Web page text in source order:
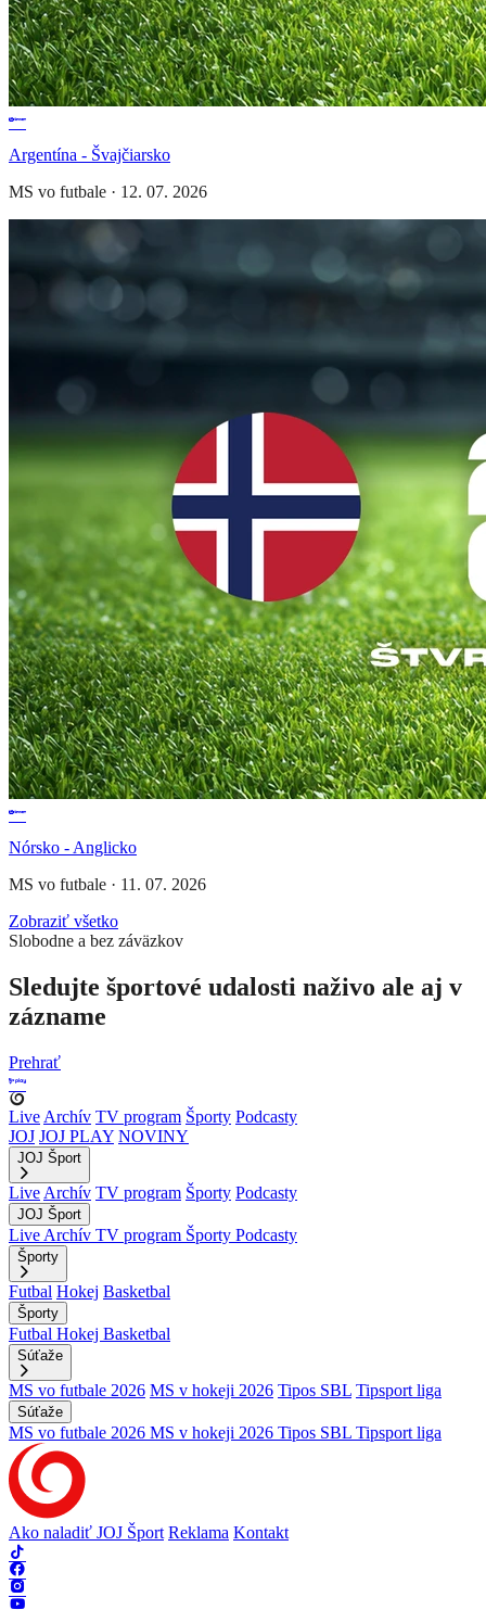
Argentína - Švajčiarsko
MS vo futbale · 12. 07. 2026
Nórsko - Anglicko
MS vo futbale · 11. 07. 2026
Zobraziť všetko
Slobodne a bez záväzkov
Sledujte športové udalosti naživo ale aj v
zázname
Prehrať
Live Archív TV program Športy Podcasty
JOJ JOJ PLAY NOVINY
JOJ Šport
Live Archív TV program Športy Podcasty
JOJ Šport
Live Archív TV program Športy Podcasty
Športy
Futbal Hokej Basketbal
Športy
Futbal Hokej Basketbal
Súťaže
MS vo futbale 2026 MS v hokeji 2026 Tipos SBL Tipsport liga
Súťaže
MS vo futbale 2026 MS v hokeji 2026 Tipos SBL Tipsport liga
Ako naladiť JOJ Šport Reklama Kontakt